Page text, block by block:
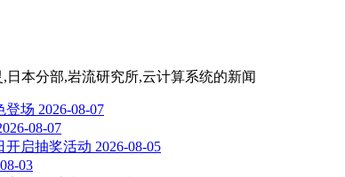
日本分部,岩流研究所,云计算系统的新闻
登场 2026-08-07
08-07
开启抽奖活动 2026-08-05
03